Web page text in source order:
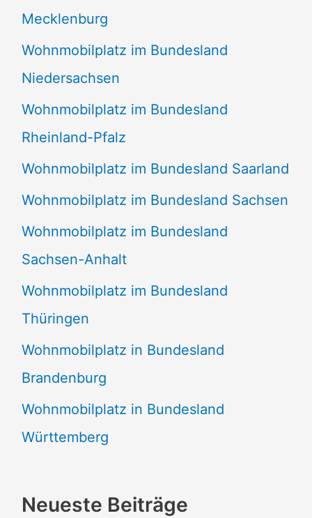
Mecklenburg
Wohnmobilplatz im Bundesland
Niedersachsen
Wohnmobilplatz im Bundesland
Rheinland-Pfalz
Wohnmobilplatz im Bundesland Saarland
Wohnmobilplatz im Bundesland Sachsen
Wohnmobilplatz im Bundesland
Sachsen-Anhalt
Wohnmobilplatz im Bundesland
Thüringen
Wohnmobilplatz in Bundesland
Brandenburg
Wohnmobilplatz in Bundesland
Württemberg
Neueste Beiträge